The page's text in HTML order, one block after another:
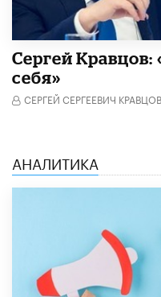
Сергей Кравцов:
себя»
СЕРГЕЙ СЕРГЕЕВИЧ КРАВЦОВ
АНАЛИТИКА